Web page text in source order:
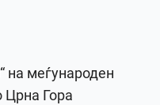
на меѓународен
Црна Гора